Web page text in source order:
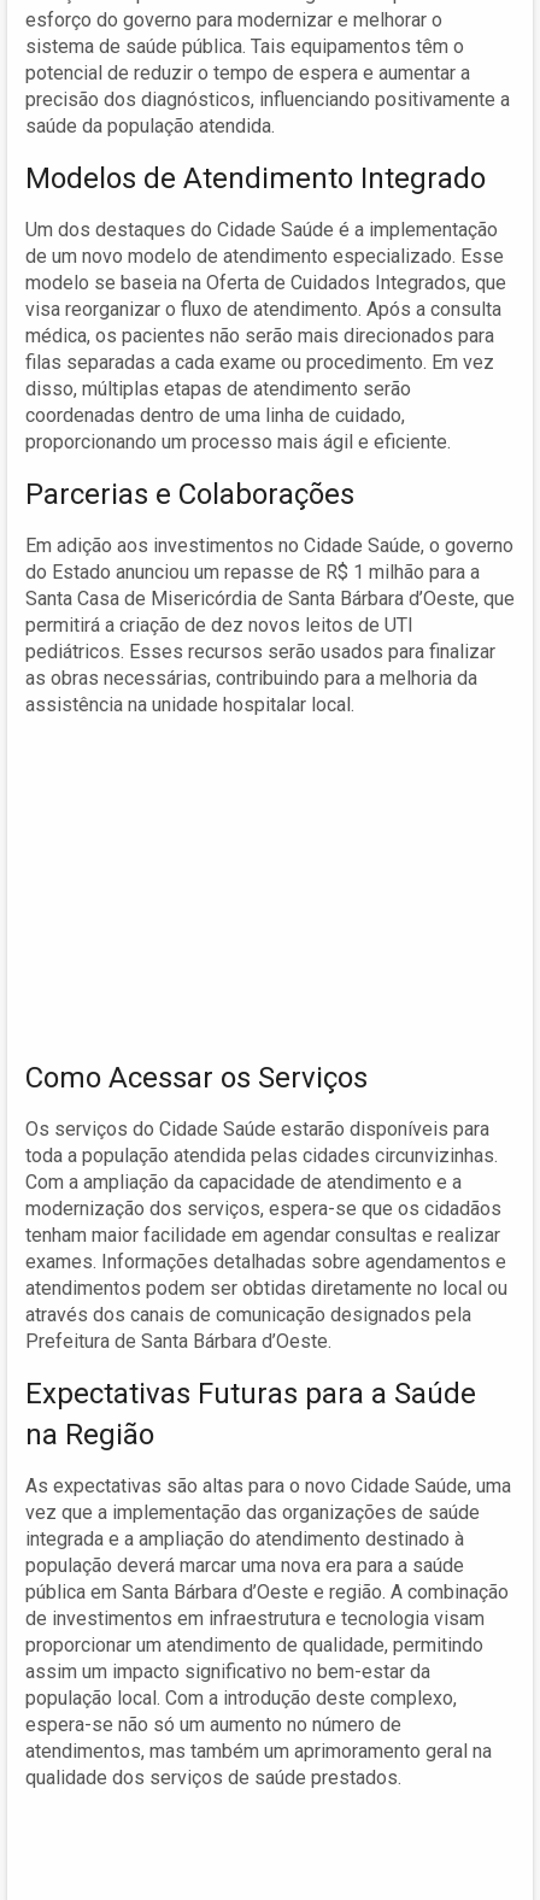
esforço do governo para modernizar e melhorar o
sistema de saúde pública. Tais equipamentos têm o
potencial de reduzir o tempo de espera e aumentar a
precisão dos diagnósticos, influenciando positivamente a
saúde da população atendida.
Modelos de Atendimento Integrado
Um dos destaques do Cidade Saúde é a implementação
de um novo modelo de atendimento especializado. Esse
modelo se baseia na Oferta de Cuidados Integrados, que
visa reorganizar o fluxo de atendimento. Após a consulta
médica, os pacientes não serão mais direcionados para
filas separadas a cada exame ou procedimento. Em vez
disso, múltiplas etapas de atendimento serão
coordenadas dentro de uma linha de cuidado,
proporcionando um processo mais ágil e eficiente.
Parcerias e Colaborações
Em adição aos investimentos no Cidade Saúde, o governo
do Estado anunciou um repasse de R$ 1 milhão para a
Santa Casa de Misericórdia de Santa Bárbara d’Oeste, que
permitirá a criação de dez novos leitos de UTI
pediátricos. Esses recursos serão usados para finalizar
as obras necessárias, contribuindo para a melhoria da
assistência na unidade hospitalar local.
Como Acessar os Serviços
Os serviços do Cidade Saúde estarão disponíveis para
toda a população atendida pelas cidades circunvizinhas.
Com a ampliação da capacidade de atendimento e a
modernização dos serviços, espera-se que os cidadãos
tenham maior facilidade em agendar consultas e realizar
exames. Informações detalhadas sobre agendamentos e
atendimentos podem ser obtidas diretamente no local ou
através dos canais de comunicação designados pela
Prefeitura de Santa Bárbara d’Oeste.
Expectativas Futuras para a Saúde
na Região
As expectativas são altas para o novo Cidade Saúde, uma
vez que a implementação das organizações de saúde
integrada e a ampliação do atendimento destinado à
população deverá marcar uma nova era para a saúde
pública em Santa Bárbara d’Oeste e região. A combinação
de investimentos em infraestrutura e tecnologia visam
proporcionar um atendimento de qualidade, permitindo
assim um impacto significativo no bem-estar da
população local. Com a introdução deste complexo,
espera-se não só um aumento no número de
atendimentos, mas também um aprimoramento geral na
qualidade dos serviços de saúde prestados.